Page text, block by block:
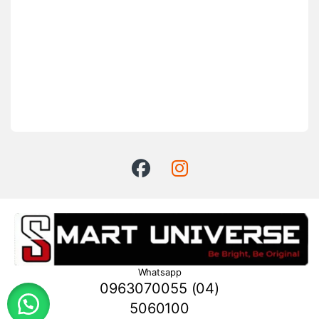
Whatsapp
0963070055 (04)
5060100